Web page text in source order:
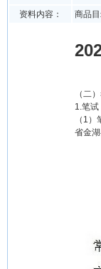
资料内容： 商品
（二
1.笔试
（1
省金